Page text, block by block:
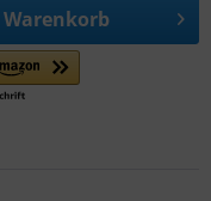
Warenkorb